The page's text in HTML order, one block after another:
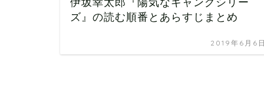
伊坂幸太郎『陽気なギャングシリー
ズ』の読む順番とあらすじまとめ
2019年6月6